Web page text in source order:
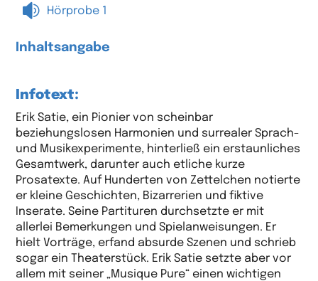
 Hörprobe 1
Inhaltsangabe
Infotext:
Erik Satie, ein Pionier von scheinbar
beziehungslosen Harmonien und surrealer Sprach-
und Musikexperimente, hinterließ ein erstaunliches
Gesamtwerk, darunter auch etliche kurze
Prosatexte. Auf Hunderten von Zettelchen notierte
er kleine Geschichten, Bizarrerien und fiktive
Inserate. Seine Partituren durchsetzte er mit
allerlei Bemerkungen und Spielanweisungen. Er
hielt Vorträge, erfand absurde Szenen und schrieb
sogar ein Theaterstück. Erik Satie setzte aber vor
allem mit seiner „Musique Pure“ einen wichtigen